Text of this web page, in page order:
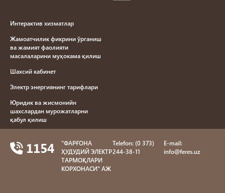
Интерактив хизматлар
Жамоатчилик фикрини ўрганиш
ва жамият фаолияти
масалаларини муҳокама қилиш
Шахсий кабинет
Электр энергиянинг тарифлари
Юридик ва жисмонийн
шахслардан мурожатларни
қабул қилиш
бериш намунавий шартномаси
1154
"ФAРҒОНA
ҲУДУДИЙ ЭЛЕКТР
ТAРМОҚЛAРИ
КОРХОНAСИ" AЖ
Telefon: (0 373)
244-38-11
E-mail:
info@feres.uz